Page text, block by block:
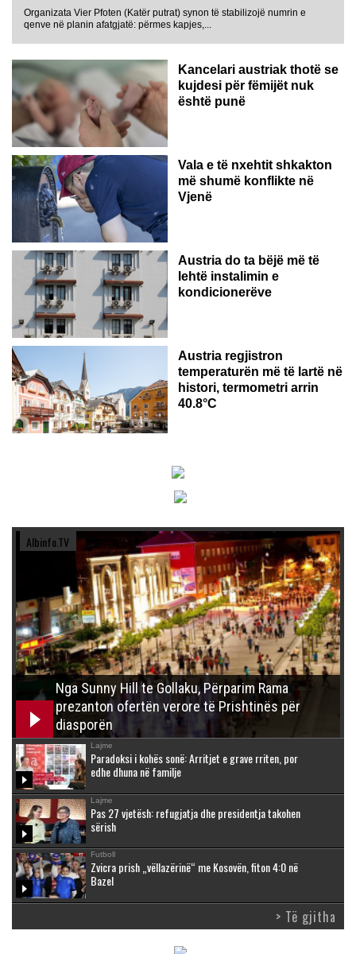
Organizata Vier Pfoten (Katër putrat) synon të stabilizojë numrin e
qenve në planin afatgjatë: përmes kapjes,...
Kancelari austriak thotë se
kujdesi për fëmijët nuk
është punë
Vala e të nxehtit shkakton
më shumë konflikte në
Vjenë
Austria do ta bëjë më të
lehtë instalimin e
kondicionerëve
Austria regjistron
temperaturën më të lartë në
histori, termometri arrin
40.8°C
Albinfo.TV
Nga Sunny Hill te Gollaku, Përparim Rama
prezanton ofertën verore të Prishtinës për
diasporën
Lajme
Paradoksi i kohës sonë: Arritjet e grave rriten, por
edhe dhuna në familje
Lajme
Pas 27 vjetësh: refugjatja dhe presidentja takohen
sërish
Futboll
Zvicra prish „vëllazërinë“ me Kosovën, fiton 4:0 në
Bazel
> Të gjitha